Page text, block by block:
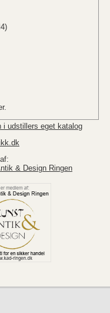
i udstillers eget katalog
& Design Ringen